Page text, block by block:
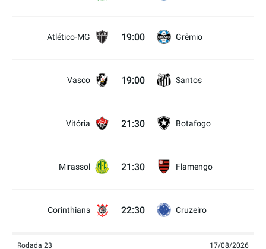
Atlético-MG 19:00 Grêmio
Vasco 19:00 Santos
Vitória 21:30 Botafogo
Mirassol 21:30 Flamengo
Corinthians 22:30 Cruzeiro
Rodada 23 17/08/2026